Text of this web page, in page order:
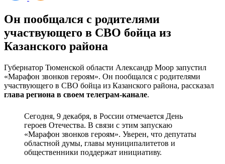
Он пообщался с родителями
участвующего в СВО бойца из
Казанского района
Губернатор Тюменской области Александр Моор запустил
«Марафон звонков героям». Он пообщался с родителями
участвующего в СВО бойца из Казанского района, рассказал
глава региона в своем телеграм-канале.
Сегодня, 9 декабря, в России отмечается День
героев Отечества. В связи с этим запускаю
«Марафон звонков героям». Уверен, что депутаты
областной думы, главы муниципалитетов и
общественники поддержат инициативу.